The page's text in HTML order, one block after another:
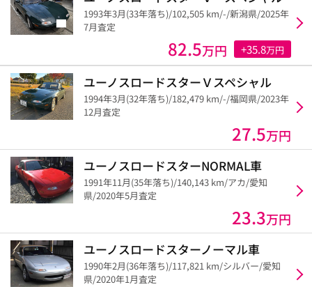
1993年3月(33年落ち)/102,505 km/-/新潟県/2025年
7月査定
82.5万円 +35.8万円
ユーノスロードスターＶスペシャル
1994年3月(32年落ち)/182,479 km/-/福岡県/2023年
12月査定
27.5万円
ユーノスロードスターNORMAL車
1991年11月(35年落ち)/140,143 km/アカ/愛知
県/2020年5月査定
23.3万円
ユーノスロードスターノーマル車
1990年2月(36年落ち)/117,821 km/シルバー/愛知
県/2020年1月査定